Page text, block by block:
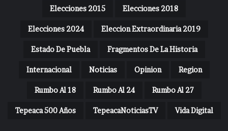
Elecciones 2015 Elecciones 2018
Elecciones 2024 Eleccion Extraordinaria 2019
Estado De Puebla Fragmentos De La Historia
Internacional Noticias Opinion Region
Rumbo Al 18 Rumbo Al 24 Rumbo Al 27
Tepeaca 500 Años TepeacaNoticiasTV Vida Digital